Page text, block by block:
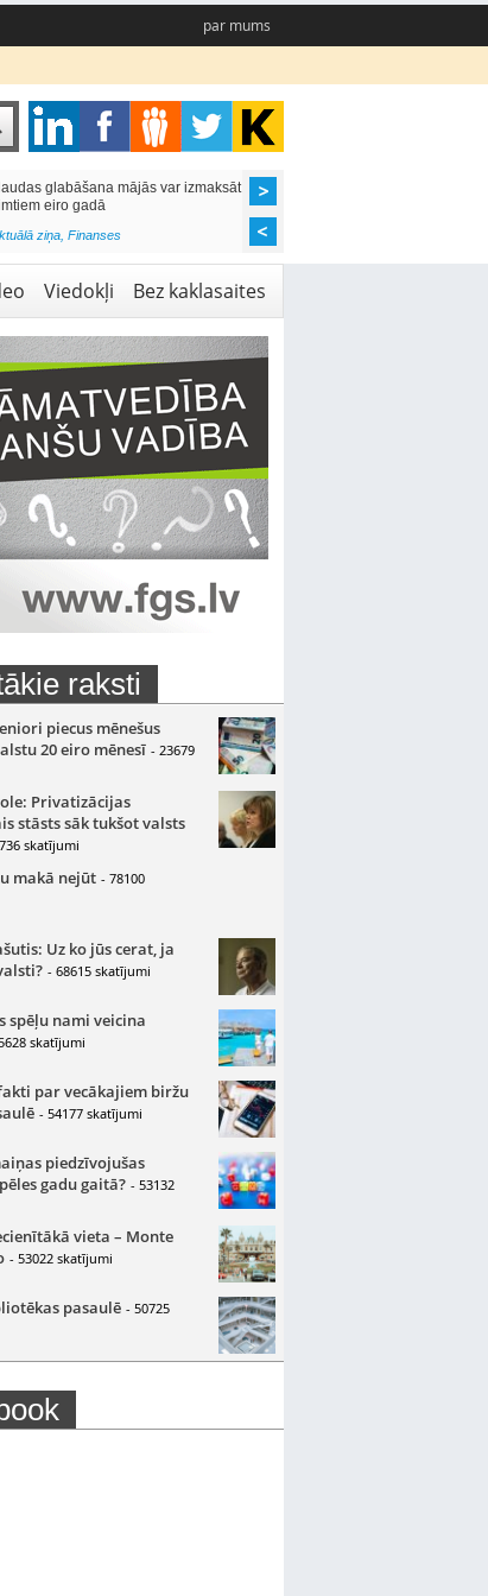
par mums
glabāšana mājās var izmaksāt
eiro gadā
ziņa, Finanses
Viedokļi Bez kaklasaites
raksti
piecus mēnešus
20 eiro mēnesī - 23679
Privatizācijas
stāsts sāk tukšot valsts
skatījumi
makā nejūt - 78100
Uz ko jūs cerat, ja
- 68615 skatījumi
spēļu nami veicina
skatījumi
par vecākajiem biržu
- 54177 skatījumi
piedzīvojušas
gadu gaitā? - 53132
vieta – Monte
- 53022 skatījumi
pasaulē - 50725